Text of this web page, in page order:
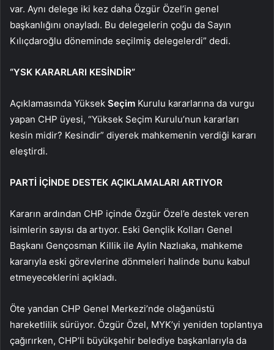
var. Aynı delege iki kez daha Özgür Özel’in genel
başkanlığını onayladı. Bu delegelerin çoğu da Sayın
Kılıçdaroğlu döneminde seçilmiş delegelerdi” dedi.
“YSK KARARLARI KESİNDİR”
Açıklamasında Yüksek Seçim Kurulu kararlarına da vurgu
yapan CHP üyesi, “Yüksek Seçim Kurulu’nun kararları
kesin midir? Kesindir” diyerek mahkemenin verdiği kararı
eleştirdi.
PARTİ İÇİNDE DESTEK AÇIKLAMALARI ARTIYOR
Kararın ardından CHP içinde Özgür Özel’e destek veren
isimlerin sayısı da artıyor. Eski Gençlik Kolları Genel
Başkanı Gençosman Killik ile Aylin Nazlıaka, mahkeme
kararıyla eski görevlerine dönmeleri halinde bunu kabul
etmeyeceklerini açıkladı.
Öte yandan CHP Genel Merkezi’nde olağanüstü
hareketlilik sürüyor. Özgür Özel, MYK’yi yeniden toplantıya
çağırırken, CHP’li büyükşehir belediye başkanlarıyla da